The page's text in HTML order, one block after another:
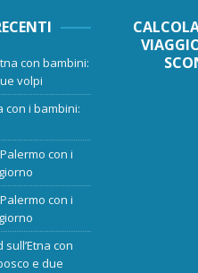
con bambini:
volpi
con i bambini:
con i
con i
con
e due